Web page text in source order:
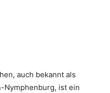
auch bekannt als
Nymphenburg, ist ein